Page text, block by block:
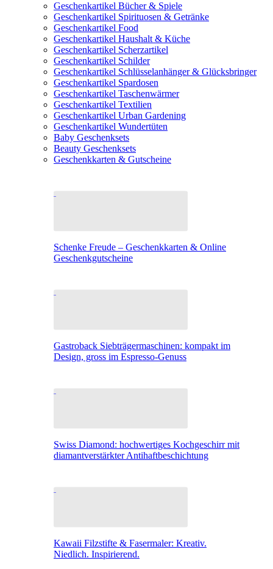
Geschenkartikel Bücher & Spiele
Geschenkartikel Spirituosen & Getränke
Geschenkartikel Food
Geschenkartikel Haushalt & Küche
Geschenkartikel Scherzartikel
Geschenkartikel Schilder
Geschenkartikel Schlüsselanhänger & Glücksbringer
Geschenkartikel Spardosen
Geschenkartikel Taschenwärmer
Geschenkartikel Textilien
Geschenkartikel Urban Gardening
Geschenkartikel Wundertüten
Baby Geschenksets
Beauty Geschenksets
Geschenkkarten & Gutscheine
Schenke Freude – Geschenkkarten & Online
Geschenkgutscheine
Gastroback Siebträgermaschinen: kompakt im
Design, gross im Espresso-Genuss
Swiss Diamond: hochwertiges Kochgeschirr mit
diamantverstärkter Antihaftbeschichtung
Kawaii Filzstifte & Fasermaler: Kreativ.
Niedlich. Inspirierend.